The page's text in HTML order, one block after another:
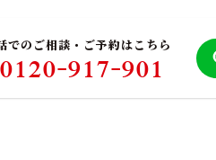
でのご相談・ご予約はこちら
0120-917-901